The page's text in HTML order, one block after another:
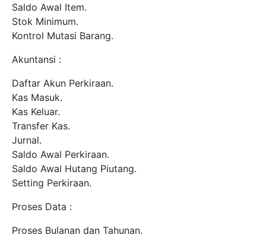
Saldo Awal Item.
Stok Minimum.
Kontrol Mutasi Barang.
Akuntansi :
Daftar Akun Perkiraan.
Kas Masuk.
Kas Keluar.
Transfer Kas.
Jurnal.
Saldo Awal Perkiraan.
Saldo Awal Hutang Piutang.
Setting Perkiraan.
Proses Data :
Proses Bulanan dan Tahunan.